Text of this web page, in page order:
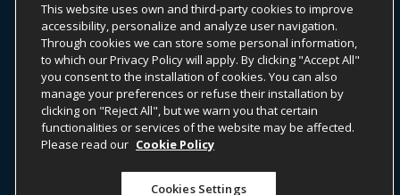
版权所有 ©2026ONYX CENTERSOURCE。保留所有权利。
Onyx CenterSource 并非银行机构。所有支付服务均由与 Onyx
CenterSource 合作的持牌金融机构提供并处理。
Do Not Sell or Share My Personal Information
This website uses own and third-party cookies to improve
accessibility, personalize and analyze user navigation.
Through cookies we can store some personal information,
to which our Privacy Policy will apply. By clicking "Accept All"
you consent to the installation of cookies. You can also
manage your preferences or refuse their installation by
clicking on "Reject All", but we warn you that certain
functionalities or services of the website may be affected.
Please read our Cookie Policy
Cookies Settings